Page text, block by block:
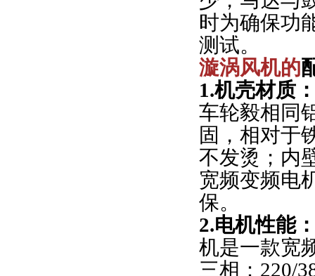
时为确保功
测试。
漩涡风机的
1.机壳材质
车轮毅相同
固，相对于
不发烫；内
宽频变频电
保。
2.电机性能
机是一款宽
三相：220/